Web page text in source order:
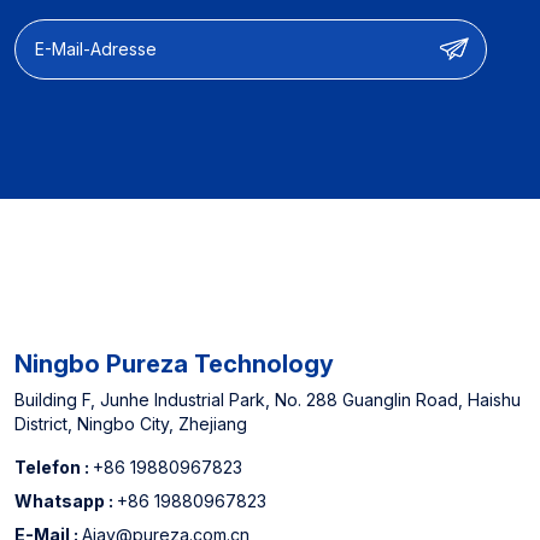
【Herstellerfahrung】】:
Ausgewiesener Lieferant
Offline -Supermärkte und
Wasserfilterpatronenhersteller
Ningbo Pureza Technology
Building F, Junhe Industrial Park, No. 288 Guanglin Road, Haishu
District, Ningbo City, Zhejiang
Telefon : +86 19880967823
Whatsapp : +86 19880967823
E-Mail : Ajay@pureza.com.cn